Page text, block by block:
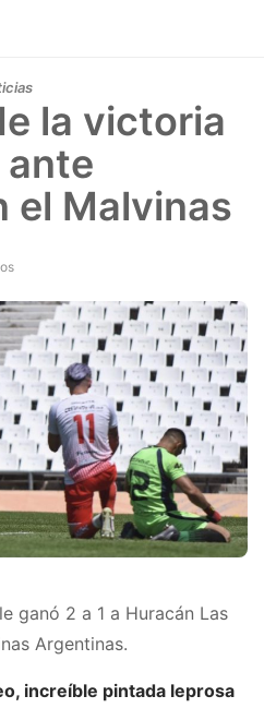
la victoria
ante
el Malvinas
ganó 2 a 1 a Huracán Las
Argentinas.
increíble pintada leprosa